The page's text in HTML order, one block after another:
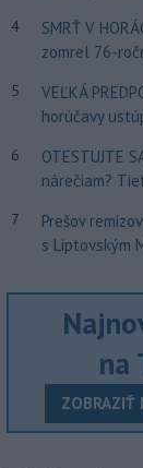
4
SMRŤ V
zomrel 76-
5
VEĽKÁ
horúčavy
6
OTESTUJTE
nárečiam?
7
Prešov
s Liptovským
na
ZOBRAZIŤ